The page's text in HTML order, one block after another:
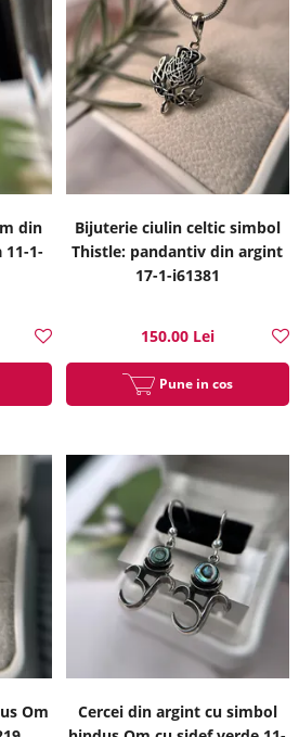
din
1-
Bijuterie ciulin celtic simbol
Thistle: pandantiv din argint
17-1-i61381
150.00 Lei
Pune in cos
Om
Cercei din argint cu simbol